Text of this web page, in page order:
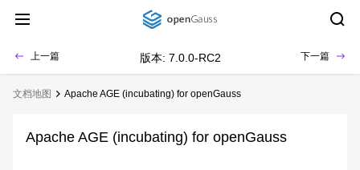
上一篇 版本: 7.0.0-RC2 下一篇
文档地图 Apache AGE (incubating) for openGauss
Apache AGE (incubating) for openGauss